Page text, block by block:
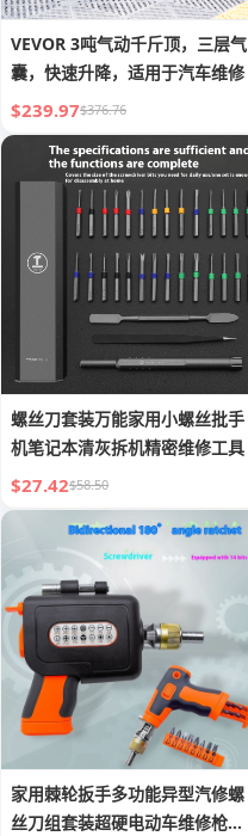
VEVOR 3吨气动千斤顶，三层气
囊，快速升降，适用于汽车维修
$239.97$376.76
螺丝刀套装万能家用小螺丝批手
机笔记本清灰拆机精密维修工具
$27.42$58.50
家用棘轮扳手多功能异型汽修螺
丝刀组套装超硬电动车维修枪型